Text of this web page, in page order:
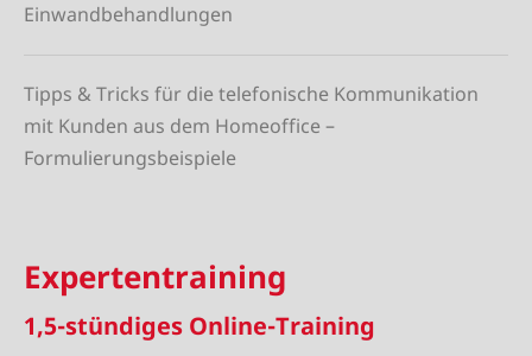
Einwandbehandlungen
Tipps & Tricks für die telefonische Kommunikation
mit Kunden aus dem Homeoffice –
Formulierungsbeispiele
Expertentraining
1,5-stündiges Online-Training